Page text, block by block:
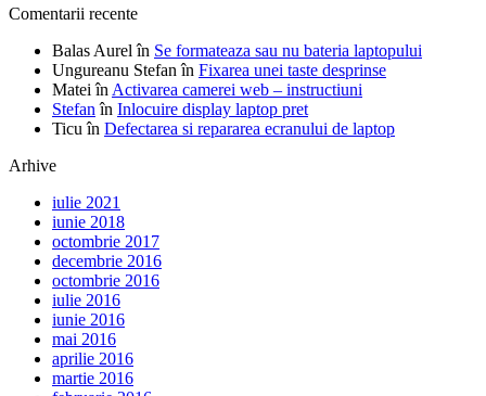
Comentarii recente
Balas Aurel în Se formateaza sau nu bateria laptopului
Ungureanu Stefan în Fixarea unei taste desprinse
Matei în Activarea camerei web – instructiuni
Stefan în Inlocuire display laptop pret
Ticu în Defectarea si repararea ecranului de laptop
Arhive
iulie 2021
iunie 2018
octombrie 2017
decembrie 2016
octombrie 2016
iulie 2016
iunie 2016
mai 2016
aprilie 2016
martie 2016